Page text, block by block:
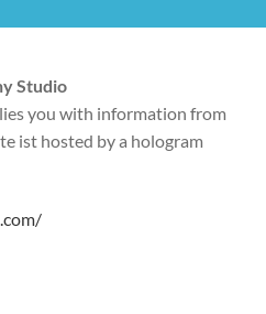
Studio
you with information from
ist hosted by a hologram